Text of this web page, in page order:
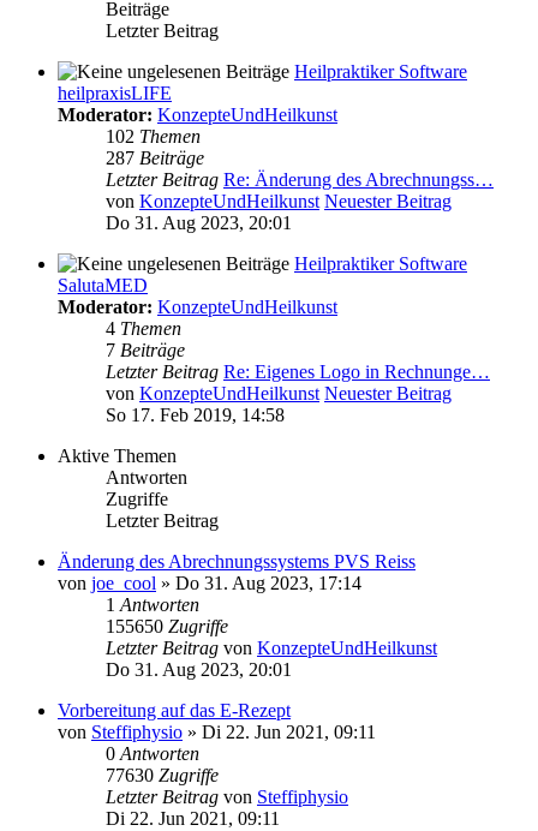
Beiträge
Letzter Beitrag
Heilpraktiker Software
heilpraxisLIFE
Moderator: KonzepteUndHeilkunst
102 Themen
287 Beiträge
Letzter Beitrag Re: Änderung des Abrechnungss…
von KonzepteUndHeilkunst Neuester Beitrag
Do 31. Aug 2023, 20:01
Heilpraktiker Software
SalutaMED
Moderator: KonzepteUndHeilkunst
4 Themen
7 Beiträge
Letzter Beitrag Re: Eigenes Logo in Rechnunge…
von KonzepteUndHeilkunst Neuester Beitrag
So 17. Feb 2019, 14:58
Aktive Themen
Antworten
Zugriffe
Letzter Beitrag
Änderung des Abrechnungssystems PVS Reiss
von joe_cool » Do 31. Aug 2023, 17:14
1 Antworten
155650 Zugriffe
Letzter Beitrag von KonzepteUndHeilkunst
Do 31. Aug 2023, 20:01
Vorbereitung auf das E-Rezept
von Steffiphysio » Di 22. Jun 2021, 09:11
0 Antworten
77630 Zugriffe
Letzter Beitrag von Steffiphysio
Di 22. Jun 2021, 09:11